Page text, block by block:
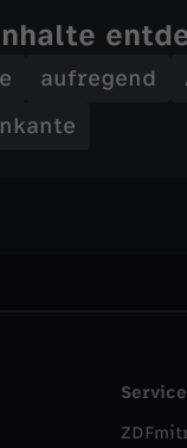
aufregend
Service